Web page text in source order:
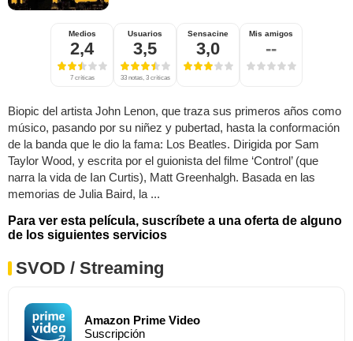
Medios
2,4
7 críticas
Usuarios
3,5
33 notas, 3 críticas
Sensacine
3,0
Mis amigos
--
Biopic del artista John Lenon, que traza sus primeros años como
músico, pasando por su niñez y pubertad, hasta la conformación
de la banda que le dio la fama: Los Beatles. Dirigida por Sam
Taylor Wood, y escrita por el guionista del filme ‘Control’ (que
narra la vida de Ian Curtis), Matt Greenhalgh. Basada en las
memorias de Julia Baird, la ...
Para ver esta película, suscríbete a una oferta de alguno
de los siguientes servicios
SVOD / Streaming
Amazon Prime Video
Suscripción